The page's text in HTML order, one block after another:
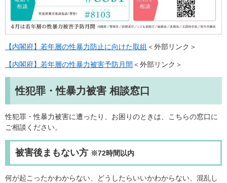
【内閣府】若年層の性暴力防止に向けた取組 ＜外部リンク＞
【内閣府】若年層の性暴力被害予防月間 ＜外部リンク＞
性犯罪・性暴力被害 相談窓口
性犯罪・性暴力被害に遭ったり、お困りのときは、こちらの窓口に
ご相談ください。
被害後まもない方 ※72時間以内
何が起こったかわからない、どうしたらいいかわからない、混乱し